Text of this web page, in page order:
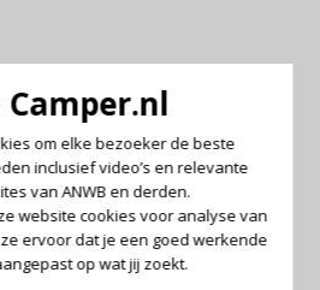
Camper.nl
om elke bezoeker de beste
inclusief video’s en relevante
van ANWB en derden.
website cookies voor analyse van
ervoor dat je een goed werkende
op wat jij zoekt.